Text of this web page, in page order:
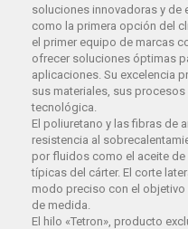
soluciones innovadoras y de
como la primera opción del
el primer equipo de marcas
ofrecer soluciones óptimas
aplicaciones. Su excelencia
sus materiales, sus
tecnológica.
El poliuretano y las fibras de
resistencia al
por fluidos como el aceite
típicas del cárter. El corte
modo preciso con el
de medida.
El hilo «Tetron», producto